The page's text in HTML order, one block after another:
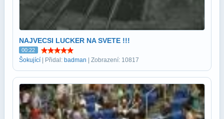
NAJVECSI LUCKER NA SVETE !!!
00:22
Šokující | Přidal: badman | Zobrazení: 10817